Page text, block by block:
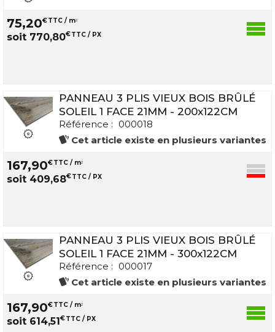
75,20€TTC / m2
soit 770,80€TTC / PX
PANNEAU 3 PLIS VIEUX BOIS BRÛLÉ
SOLEIL 1 FACE 21MM - 200x122CM
Référence : 000018
Cet article existe en plusieurs variantes
167,90€TTC / m2
soit 409,68€TTC / PX
PANNEAU 3 PLIS VIEUX BOIS BRÛLÉ
SOLEIL 1 FACE 21MM - 300x122CM
Référence : 000017
Cet article existe en plusieurs variantes
167,90€TTC / m2
soit 614,51€TTC / PX